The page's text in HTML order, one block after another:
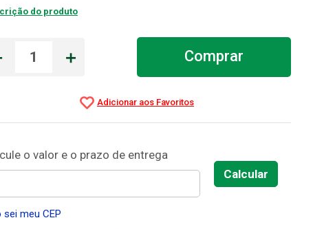
do produto
＋ Comprar
sei meu CEP